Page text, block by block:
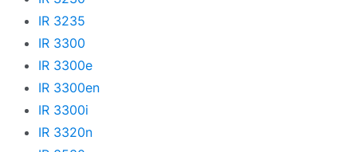
IR 3235
IR 3300
IR 3300e
IR 3300en
IR 3300i
IR 3320n